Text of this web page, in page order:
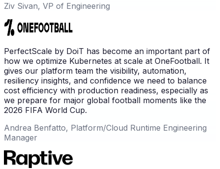
Ziv Sivan, VP of Engineering
PerfectScale by DoiT has become an important part of
how we optimize Kubernetes at scale at OneFootball. It
gives our platform team the visibility, automation,
resiliency insights, and confidence we need to balance
cost efficiency with production readiness, especially as
we prepare for major global football moments like the
2026 FIFA World Cup.
Andrea Benfatto, Platform/Cloud Runtime Engineering
Manager